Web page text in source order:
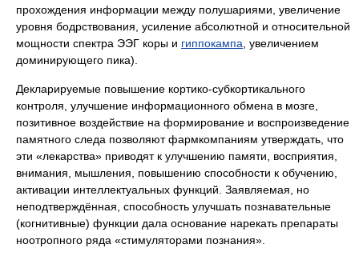
прохождения информации между полушариями, увеличение
уровня бодрствования, усиление абсолютной и относительной
мощности спектра ЭЭГ коры и гиппокампа , увеличением
доминирующего пика).
Декларируемые повышение кортико-субкортикального
контроля, улучшение информационного обмена в мозге,
позитивное воздействие на формирование и воспроизведение
памятного следа позволяют фармкомпаниям утверждать, что
эти «лекарства» приводят к улучшению памяти, восприятия,
внимания, мышления, повышению способности к обучению,
активации интеллектуальных функций. Заявляемая, но
неподтверждённая, способность улучшать познавательные
(когнитивные) функции дала основание нарекать препараты
ноотропного ряда «стимуляторами познания».